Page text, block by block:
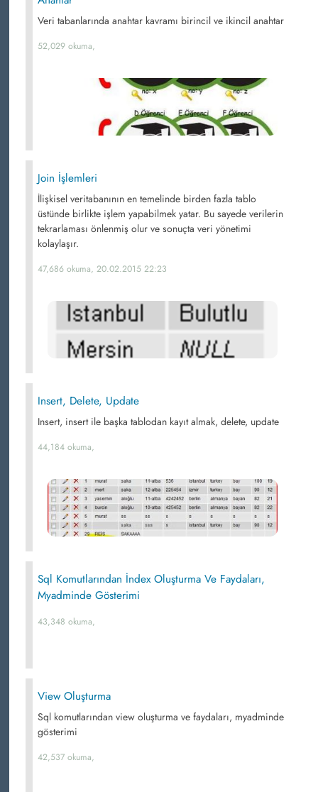
Veri tabanlarında anahtar kavramı birincil ve ikincil anahtar
52,029 okuma,
Join İşlemleri
İlişkisel veritabanının en temelinde birden fazla tablo
üstünde birlikte işlem yapabilmek yatar. Bu sayede verilerin
tekrarlaması önlenmiş olur ve sonuçta veri yönetimi
kolaylaşır.
47,686 okuma, 20.02.2015 22:23
Insert, Delete, Update
Insert, insert ile başka tablodan kayıt almak, delete, update
44,184 okuma,
Sql Komutlarından İndex Oluşturma Ve Faydaları,
Myadminde Gösterimi
43,348 okuma,
View Oluşturma
Sql komutlarından view oluşturma ve faydaları, myadminde
gösterimi
42,537 okuma,